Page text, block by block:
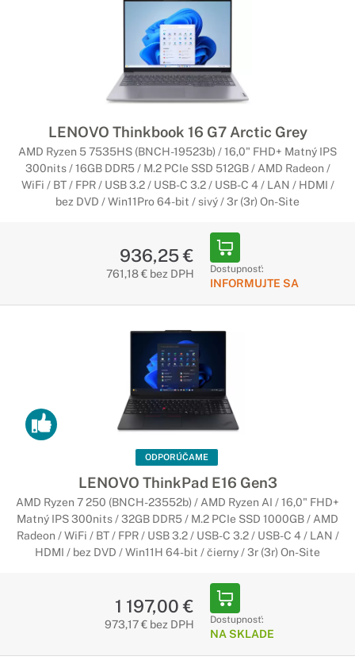
LENOVO Thinkbook 16 G7 Arctic Grey
AMD Ryzen 5 7535HS (BNCH-19523b) / 16,0" FHD+ Matný IPS
300nits / 16GB DDR5 / M.2 PCIe SSD 512GB / AMD Radeon /
WiFi / BT / FPR / USB 3.2 / USB-C 3.2 / USB-C 4 / LAN / HDMI /
bez DVD / Win11Pro 64-bit / sivý / 3r (3r) On-Site
936,25 €
761,18 € bez DPH Dostupnosť:
INFORMUJTE SA
ODPORÚČAME
LENOVO ThinkPad E16 Gen3
AMD Ryzen 7 250 (BNCH-23552b) / AMD Ryzen AI / 16,0" FHD+
Matný IPS 300nits / 32GB DDR5 / M.2 PCIe SSD 1000GB / AMD
Radeon / WiFi / BT / FPR / USB 3.2 / USB-C 3.2 / USB-C 4 / LAN /
HDMI / bez DVD / Win11H 64-bit / čierny / 3r (3r) On-Site
1 197,00 €
973,17 € bez DPH Dostupnosť:
NA SKLADE